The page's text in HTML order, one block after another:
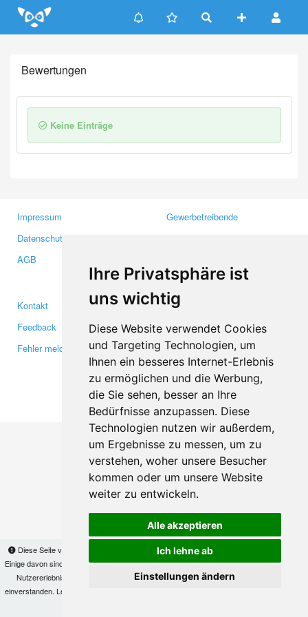
Ihre Privatsphäre ist
uns wichtig
Diese Website verwendet Cookies
und Targeting Technologien, um
Ihnen ein besseres Internet-Erlebnis
zu ermöglichen und die Werbung,
die Sie sehen, besser an Ihre
Bedürfnisse anzupassen. Diese
Technologien nutzen wir außerdem,
um Ergebnisse zu messen, um zu
verstehen, woher unsere Besucher
kommen oder um unsere Website
weiter zu entwickeln.
Alle akzeptieren
Ich lehne ab
Einstellungen ändern
Update cookies preferences
Diese Seite verwendet Cookies, um Informationen auf Ihrem Computer zu speichern.
Einige davon sind notwendig, damit unsere Seite funktioniert, andere helfen uns dabei, das
Nutzererlebnis zu verbessern. Mit der Nutzung dieser Seite erklären Sie sich damit
einverstanden. Lesen Sie unsere
Bewertungen
Keine Einträge
Impressum
Datenschutzerklärung
AGB
Gewerbetreibende
Medien
Kontakt
Feedback
Fehler melden
Facebook
Twitter
YouTube
Google+
Makis© Copyright 2026